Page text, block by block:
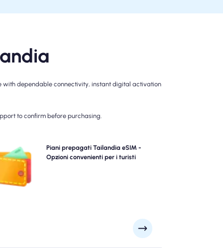
with dependable connectivity, instant digital activation
to confirm before purchasing.
Piani prepagati Tailandia eSIM -
Opzioni convenienti per i turisti
Scegli i nostri piani prepagati Tailandia eSIM per la
4G/5G senza problemi. Paga in anticipo per
evitare le sorprese di fatturazione post-viaggio e
il controllo completo sull'utilizzo e sui costi dei